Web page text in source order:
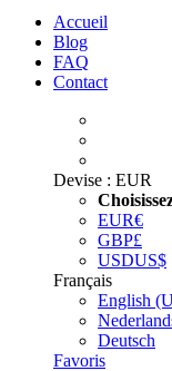
Accueil
Blog
FAQ
Contact
Devise : EUR
EUR€
GBP£
USDUS$
Français
English
Deutsch
Favoris